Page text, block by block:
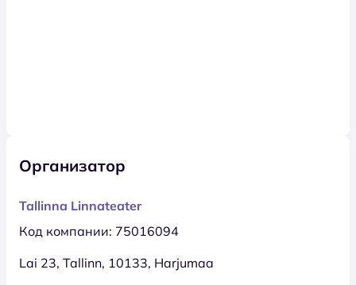
Организатор
Tallinna Linnateater
Код компании: 75016094
Lai 23, Tallinn, 10133, Harjumaa